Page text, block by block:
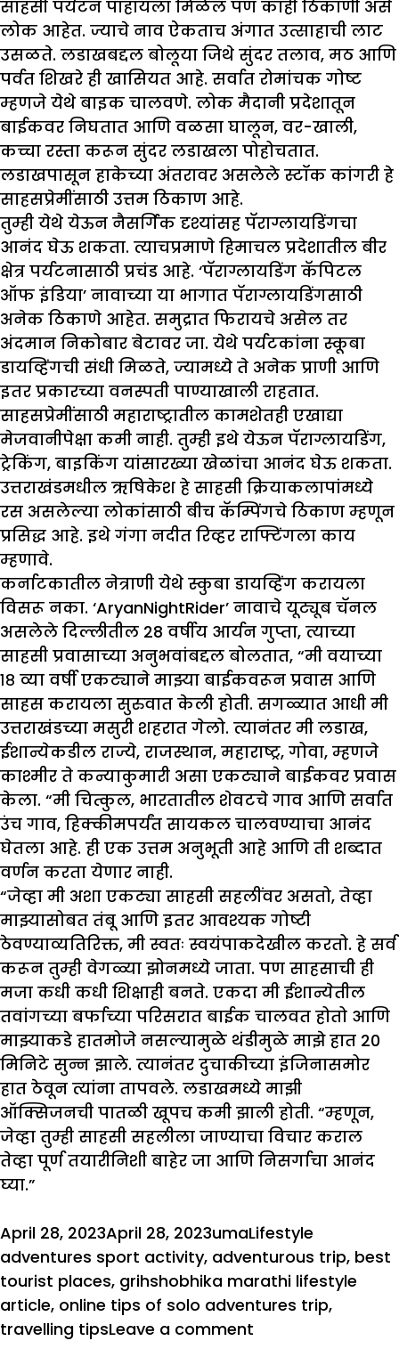
साहसी पर्यटन पाहायला मिळेल पण काही ठिकाणी असे
लोक आहेत. ज्याचे नाव ऐकताच अंगात उत्साहाची लाट
उसळते. लडाखबद्दल बोलूया जिथे सुंदर तलाव, मठ आणि
पर्वत शिखरे ही खासियत आहे. सर्वात रोमांचक गोष्ट
म्हणजे येथे बाइक चालवणे. लोक मैदानी प्रदेशातून
बाईकवर निघतात आणि वळसा घालून, वर-खाली,
कच्चा रस्ता करून सुंदर लडाखला पोहोचतात.
लडाखपासून हाकेच्या अंतरावर असलेले स्टॉक कांगरी हे
साहसप्रेमींसाठी उत्तम ठिकाण आहे.
तुम्ही येथे येऊन नैसर्गिक दृश्यांसह पॅराग्लायडिंगचा
आनंद घेऊ शकता. त्याचप्रमाणे हिमाचल प्रदेशातील बीर
क्षेत्र पर्यटनासाठी प्रचंड आहे. ‘पॅराग्लायडिंग कॅपिटल
ऑफ इंडिया’ नावाच्या या भागात पॅराग्लायडिंगसाठी
अनेक ठिकाणे आहेत. समुद्रात फिरायचे असेल तर
अंदमान निकोबार बेटावर जा. येथे पर्यटकांना स्कूबा
डायव्हिंगची संधी मिळते, ज्यामध्ये ते अनेक प्राणी आणि
इतर प्रकारच्या वनस्पती पाण्याखाली राहतात.
साहसप्रेमींसाठी महाराष्ट्रातील कामशेतही एखाद्या
मेजवानीपेक्षा कमी नाही. तुम्ही इथे येऊन पॅराग्लायडिंग,
ट्रेकिंग, बाइकिंग यांसारख्या खेळांचा आनंद घेऊ शकता.
उत्तराखंडमधील ऋषिकेश हे साहसी क्रियाकलापांमध्ये
रस असलेल्या लोकांसाठी बीच कॅम्पिंगचे ठिकाण म्हणून
प्रसिद्ध आहे. इथे गंगा नदीत रिव्हर राफ्टिंगला काय
म्हणावे.
कर्नाटकातील नेत्राणी येथे स्कुबा डायव्हिंग करायला
विसरू नका. ‘AryanNightRider’ नावाचे यूट्यूब चॅनल
असलेले दिल्लीतील 28 वर्षीय आर्यन गुप्ता, त्याच्या
साहसी प्रवासाच्या अनुभवांबद्दल बोलतात, “मी वयाच्या
१८ व्या वर्षी एकट्याने माझ्या बाईकवरून प्रवास आणि
साहस करायला सुरुवात केली होती. सगळ्यात आधी मी
उत्तराखंडच्या मसुरी शहरात गेलो. त्यानंतर मी लडाख,
ईशान्येकडील राज्ये, राजस्थान, महाराष्ट्र, गोवा, म्हणजे
काश्मीर ते कन्याकुमारी असा एकट्याने बाईकवर प्रवास
केला. “मी चित्कुल, भारतातील शेवटचे गाव आणि सर्वात
उंच गाव, हिक्कीमपर्यंत सायकल चालवण्याचा आनंद
घेतला आहे. ही एक उत्तम अनुभूती आहे आणि ती शब्दात
वर्णन करता येणार नाही.
“जेव्हा मी अशा एकट्या साहसी सहलींवर असतो, तेव्हा
माझ्यासोबत तंबू आणि इतर आवश्यक गोष्टी
ठेवण्याव्यतिरिक्त, मी स्वतः स्वयंपाकदेखील करतो. हे सर्व
करून तुम्ही वेगळ्या झोनमध्ये जाता. पण साहसाची ही
मजा कधी कधी शिक्षाही बनते. एकदा मी ईशान्येतील
तवांगच्या बर्फाच्या परिसरात बाईक चालवत होतो आणि
माझ्याकडे हातमोजे नसल्यामुळे थंडीमुळे माझे हात 20
मिनिटे सुन्न झाले. त्यानंतर दुचाकीच्या इंजिनासमोर
हात ठेवून त्यांना तापवले. लडाखमध्ये माझी
ऑक्सिजनची पातळी खूपच कमी झाली होती. “म्हणून,
जेव्हा तुम्ही साहसी सहलीला जाण्याचा विचार कराल
तेव्हा पूर्ण तयारीनिशी बाहेर जा आणि निसर्गाचा आनंद
घ्या.”
Posted
on
April 28, 2023April 28, 2023Author
umaCategories
Lifestyle
adventures sport activity, adventurous trip, best
tourist places, grihshobhika marathi lifestyle
article, online tips of solo adventures trip,
travelling tipsLeave a comment